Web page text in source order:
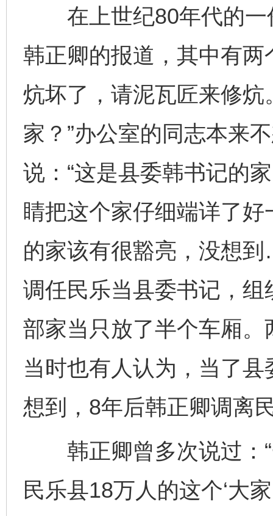
在上世纪80年代的一
韩正卿的报道，其中有
炕坏了，请泥瓦匠来修炕
家？”办公室的同志本来
说：“这是县委韩书记的
睛把这个家仔细端详了
的家该有很豁亮，没想
调任民乐当县委书记，
部家当只放了半个车厢。
当时也有人认为，当了
想到，8年后韩正卿调离
韩正卿曾多次说过：“
民乐县18万人的这个‘大